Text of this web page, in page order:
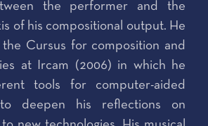
the performer and the
of his compositional output. He
Cursus for composition and
at Ircam (2006) in which he
tools for computer-aided
to deepen his reflections on